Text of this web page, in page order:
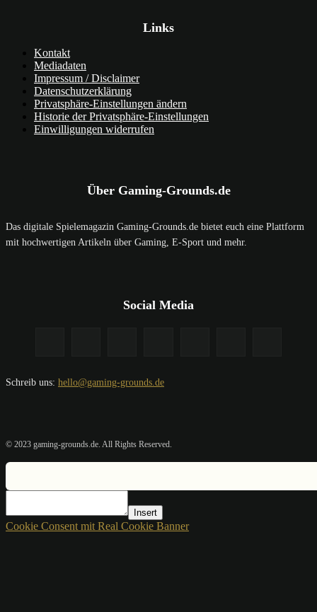
Links
Kontakt
Mediadaten
Impressum / Disclaimer
Datenschutzerklärung
Privatsphäre-Einstellungen ändern
Historie der Privatsphäre-Einstellungen
Einwilligungen widerrufen
Über Gaming-Grounds.de
Das digitale Spielemagazin Gaming-Grounds.de bietet euch eine Plattform
mit hochwertigen Artikeln über Gaming, E-Sport und mehr.
Social Media
Schreib uns: hello@gaming-grounds.de
© 2023 gaming-grounds.de. All Rights Reserved.
Insert
Cookie Consent mit Real Cookie Banner